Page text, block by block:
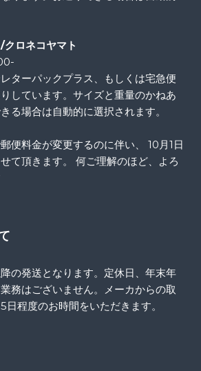
ロネコヤマト
ターパックプラス、もしくは宅急便
しています。サイズと重量のかねあ
る場合は自動的に選択されます。
便料金が変更するのに伴い、 10月1日
て頂きます。 何ご理解のほど、よろ
の発送となります。定休日、年末年
務はございません。メーカからの取
日程度のお時間をいただきます。